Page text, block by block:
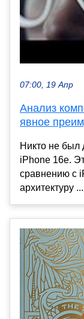
07:00, 19 Апр
Анализ
явное
Никто не был
iPhone 16e.
сравнению с
архитектуру ...